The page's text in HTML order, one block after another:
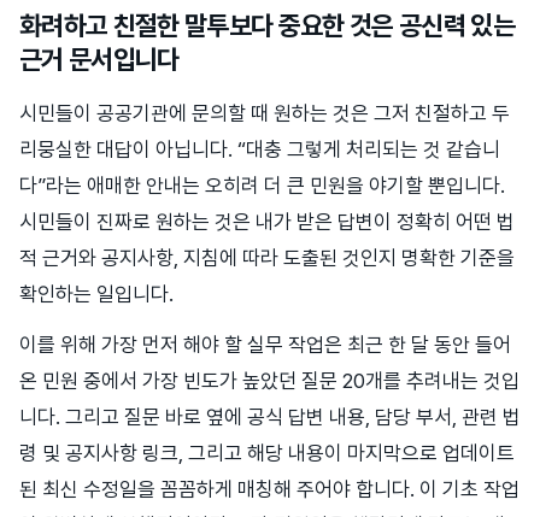
화려하고 친절한 말투보다 중요한 것은 공신력 있는
근거 문서입니다
시민들이 공공기관에 문의할 때 원하는 것은 그저 친절하고 두
리뭉실한 대답이 아닙니다. “대충 그렇게 처리되는 것 같습니
다”라는 애매한 안내는 오히려 더 큰 민원을 야기할 뿐입니다.
시민들이 진짜로 원하는 것은 내가 받은 답변이 정확히 어떤 법
적 근거와 공지사항, 지침에 따라 도출된 것인지 명확한 기준을
확인하는 일입니다.
이를 위해 가장 먼저 해야 할 실무 작업은 최근 한 달 동안 들어
온 민원 중에서 가장 빈도가 높았던 질문 20개를 추려내는 것입
니다. 그리고 질문 바로 옆에 공식 답변 내용, 담당 부서, 관련 법
령 및 공지사항 링크, 그리고 해당 내용이 마지막으로 업데이트
된 최신 수정일을 꼼꼼하게 매칭해 주어야 합니다. 이 기초 작업